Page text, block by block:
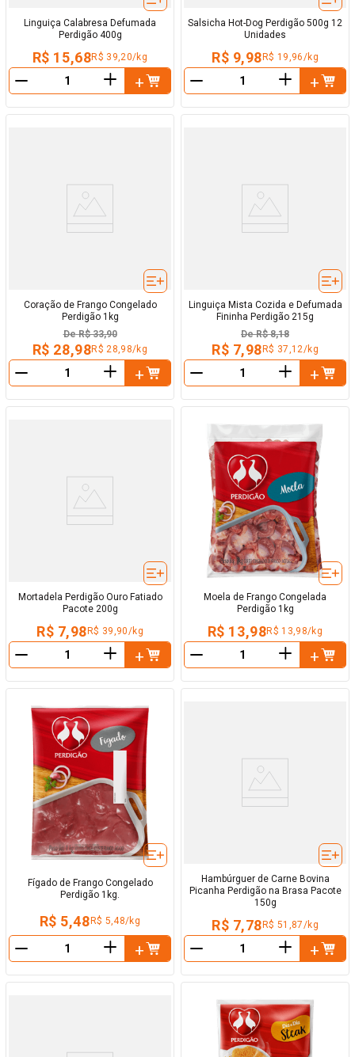
Linguiça Calabresa Defumada
Perdigão 400g
R$ 15,68R$ 39,20/kg
＋
Salsicha Hot-Dog Perdigão 500g 12
Unidades
R$ 9,98 R$ 19,96/kg
＋
Coração de Frango Congelado
Perdigão 1kg
De R$ 33,90
R$ 28,98R$ 28,98/kg
＋
Linguiça Mista Cozida e Defumada
Fininha Perdigão 215g
De R$ 8,18
R$ 7,98 R$ 37,12/kg
＋
Mortadela Perdigão Ouro Fatiado
Pacote 200g
R$ 7,98 R$ 39,90/kg
＋
Moela de Frango Congelada
Perdigão 1kg
R$ 13,98R$ 13,98/kg
＋
Fígado de Frango Congelado
Perdigão 1kg.
R$ 5,48 R$ 5,48/kg
＋
Hambúrguer de Carne Bovina
Picanha Perdigão na Brasa Pacote
150g
R$ 7,78 R$ 51,87/kg
＋